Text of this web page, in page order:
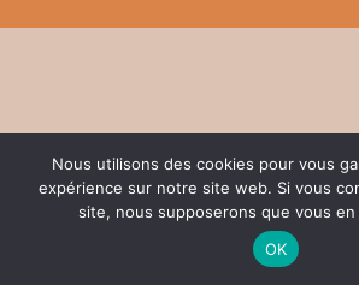
Nous utilisons des cookies pour vous
expérience sur notre site web. Si vous
site, nous supposerons que vous
OK